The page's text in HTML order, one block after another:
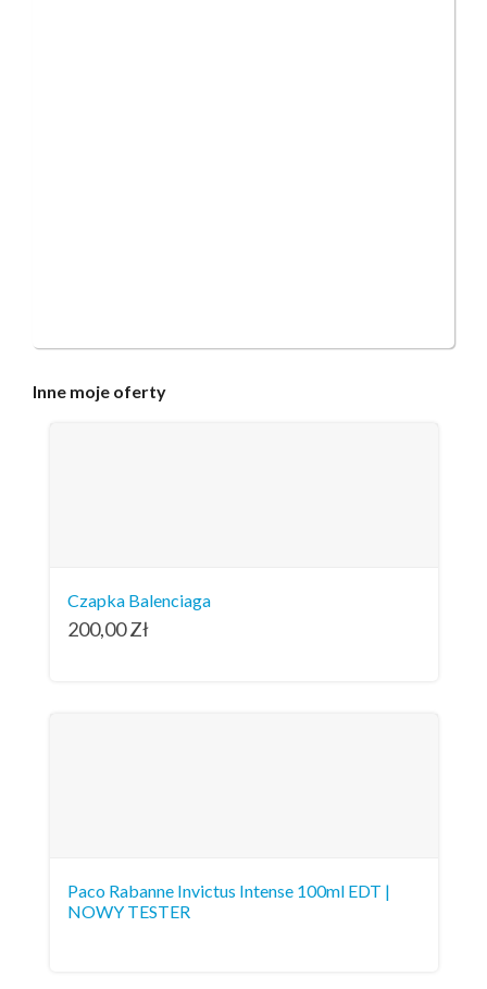
Inne moje oferty
Czapka Balenciaga
200,00Zł
Paco Rabanne Invictus Intense 100ml EDT |
NOWY TESTER